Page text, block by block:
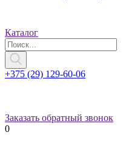
Каталог
+375 (29) 129-60-06
Заказать обратный звонок
0